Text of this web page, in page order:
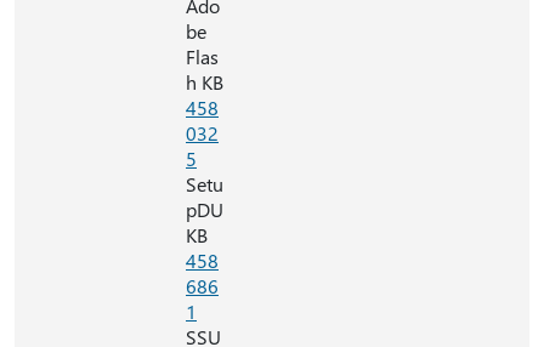
Ado
be
Flas
h KB
458
032
5
Setu
pDU
KB
458
686
1
SSU